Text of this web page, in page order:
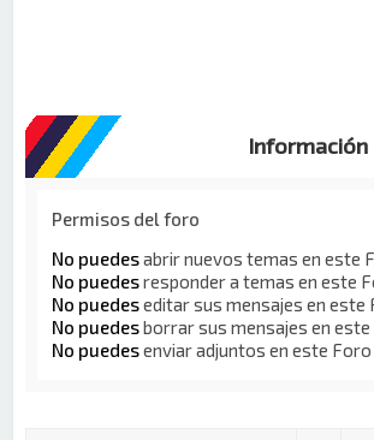
Información
Permisos del foro
No puedesabrir nuevos temas en este
No puedesresponder a temas en este
No puedeseditar sus mensajes en este
No puedesborrar sus mensajes en
No puedesenviar adjuntos en este Foro